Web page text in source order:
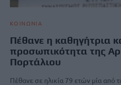
ΚΟΙΝΩΝΙΑ
Πέθανε η καθηγήτρια
προσωπικότητα της
Πορτάλιου
Πέθανε σε ηλικία 79 ετών μία από